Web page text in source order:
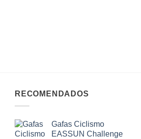
RECOMENDADOS
Gafas Ciclismo
EASSUN Challenge